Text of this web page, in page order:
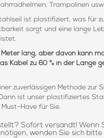
Trampolinen
ist plastifiziert, was für
sorgt und eine lange
lang, aber davon kann
Kabel zu 60 % in der Länge
zuverlässigen Methode zur
ist unser plastifiziertes
Have für Sie.
Sofort versandt! Wenn
wenden Sie sich